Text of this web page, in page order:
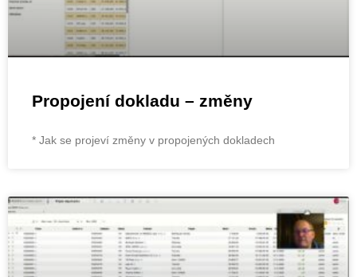
Propojení dokladu – změny
* Jak se projeví změny v propojených dokladech